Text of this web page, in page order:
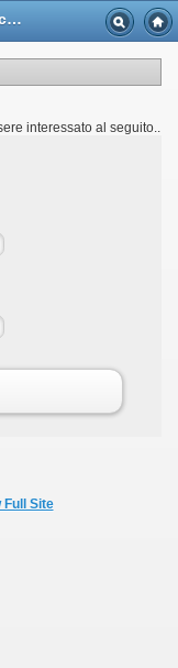
Ave Maria - Casa Musicale Eco
interessato al seguito..
Full Site